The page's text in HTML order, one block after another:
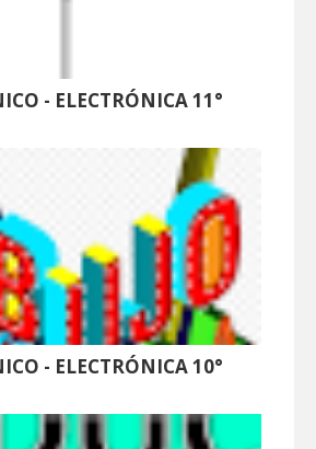
- ELECTRÓNICA 11°
- ELECTRÓNICA 10°